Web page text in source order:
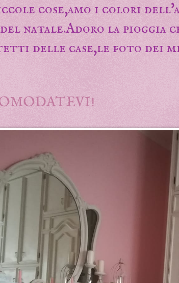
cose,amo i colori
natale.Adoro la pioggia
delle case,le foto dei